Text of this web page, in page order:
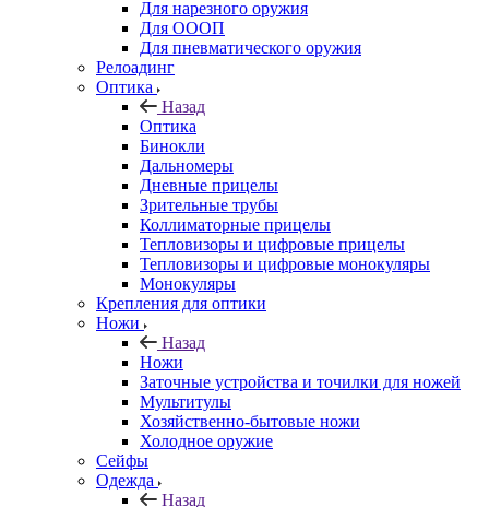
Для нарезного оружия
Для ОООП
Для пневматического оружия
Релоадинг
Оптика
Назад
Оптика
Бинокли
Дальномеры
Дневные прицелы
Зрительные трубы
Коллиматорные прицелы
Тепловизоры и цифровые прицелы
Тепловизоры и цифровые монокуляры
Монокуляры
Крепления для оптики
Ножи
Назад
Ножи
Заточные устройства и точилки для ножей
Мультитулы
Хозяйственно-бытовые ножи
Холодное оружие
Сейфы
Одежда
Назад